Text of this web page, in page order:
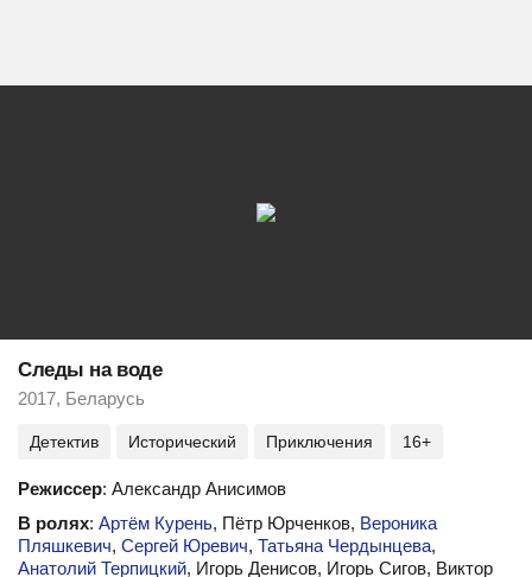
Следы на воде
2017, Беларусь
Детектив Исторический Приключения 16+
Режиссер: Александр Анисимов
В ролях: Артём Курень, Пётр Юрченков, Вероника
Пляшкевич, Сергей Юревич, Татьяна Чердынцева,
Анатолий Терпицкий, Игорь Денисов, Игорь Сигов, Виктор